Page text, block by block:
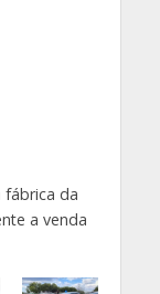
fábrica da
a venda